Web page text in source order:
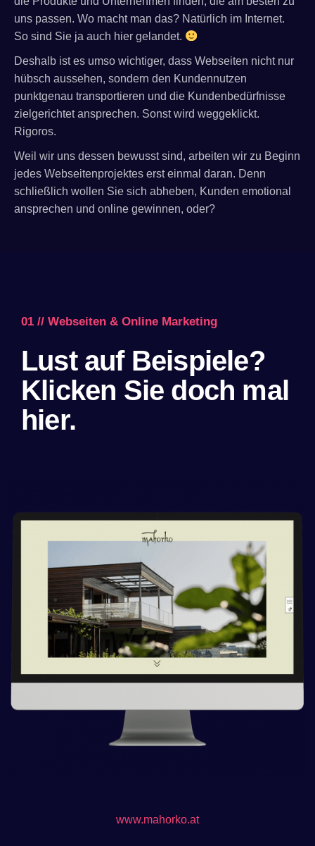
uns passen. Wo macht man das? Natürlich im Internet.
So sind Sie ja auch hier gelandet.
Deshalb ist es umso wichtiger, dass Webseiten nicht nur
hübsch aussehen, sondern den Kundennutzen
punktgenau transportieren und die Kundenbedürfnisse
zielgerichtet ansprechen. Sonst wird weggeklickt.
Rigoros.
Weil wir uns dessen bewusst sind, arbeiten wir zu Beginn
jedes Webseitenprojektes erst einmal daran. Denn
schließlich wollen Sie sich abheben, Kunden emotional
ansprechen und online gewinnen, oder?
01 // Webseiten & Online Marketing
Lust auf Beispiele?
Klicken Sie doch mal
hier.
www.mahorko.at